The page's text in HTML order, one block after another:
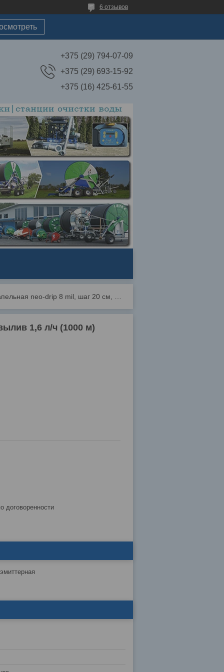
6 отзывов
+375 (29) 794-07-09
+375 (29) 693-15-92
+375 (16) 425-61-55
1,6 л/ч (1000 м)
договоренности